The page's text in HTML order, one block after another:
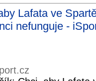
Lafata ve
nefunguje -